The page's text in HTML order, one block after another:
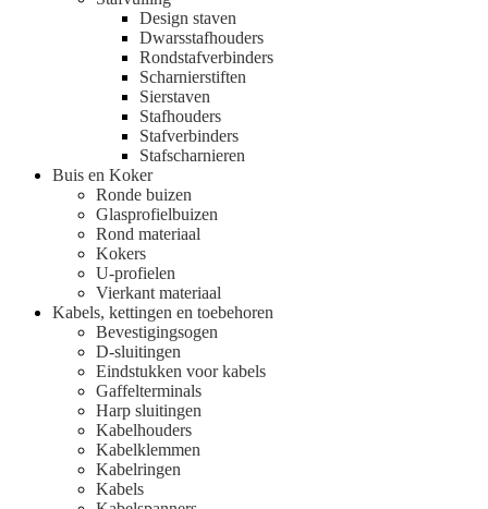
Design staven
Dwarsstafhouders
Rondstafverbinders
Scharnierstiften
Sierstaven
Stafhouders
Stafverbinders
Stafscharnieren
Buis en Koker
Ronde buizen
Glasprofielbuizen
Rond materiaal
Kokers
U-profielen
Vierkant materiaal
Kabels, kettingen en toebehoren
Bevestigingsogen
D-sluitingen
Eindstukken voor kabels
Gaffelterminals
Harp sluitingen
Kabelhouders
Kabelklemmen
Kabelringen
Kabels